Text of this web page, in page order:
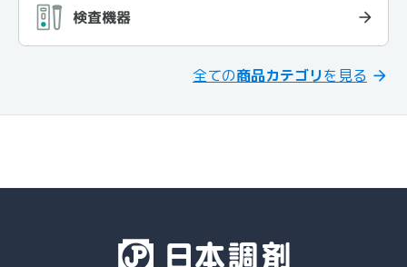
検査機器
全ての商品カテゴリを見る